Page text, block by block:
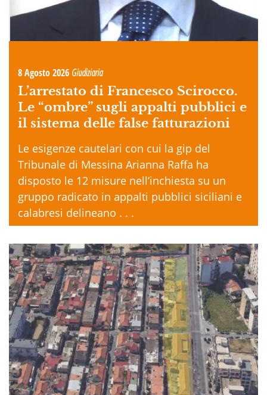
8 Agosto 2026 Giudiziaria
L’arrestato di Francesco Scirocco.
Le “ombre” sugli appalti pubblici e
il sistema delle false fatturazioni
Le esigenze cautelari con cui la gip del
Tribunale di Messina Arianna Raffa ha
disposto le 12 misure nell’inchiesta su un
gruppo radicato in appalti pubblici siciliani e
calabresi delineano . . .